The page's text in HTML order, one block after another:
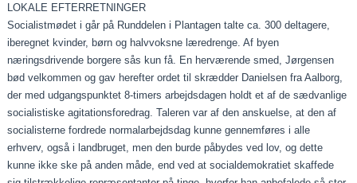
LOKALE EFTERRETNINGER
Socialistmødet i går på Runddelen i Plantagen talte ca. 300 deltagere,
iberegnet kvinder, børn og halvvoksne læredrenge. Af byen
næringsdrivende borgere sås kun få. En herværende smed, Jørgensen
bød velkommen og gav herefter ordet til skrædder Danielsen fra Aalborg,
der med udgangspunktet 8-timers arbejdsdagen holdt et af de sædvanlige
socialistiske agitationsforedrag. Taleren var af den anskuelse, at den af
socialisterne fordrede normalarbejdsdag kunne gennemføres i alle
erhverv, også i landbruget, men den burde påbydes ved lov, og dette
kunne ikke ske på anden måde, end ved at socialdemokratiet skaffede